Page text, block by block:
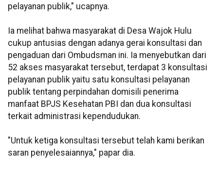
pelayanan publik," ucapnya.
Ia melihat bahwa masyarakat di Desa Wajok Hulu
cukup antusias dengan adanya gerai konsultasi dan
pengaduan dari Ombudsman ini. Ia menyebutkan dari
52 akses masyarakat tersebut, terdapat 3 konsultasi
pelayanan publik yaitu satu konsultasi pelayanan
publik tentang perpindahan domisili penerima
manfaat BPJS Kesehatan PBI dan dua konsultasi
terkait administrasi kependudukan.
"Untuk ketiga konsultasi tersebut telah kami berikan
saran penyelesaiannya," papar dia.